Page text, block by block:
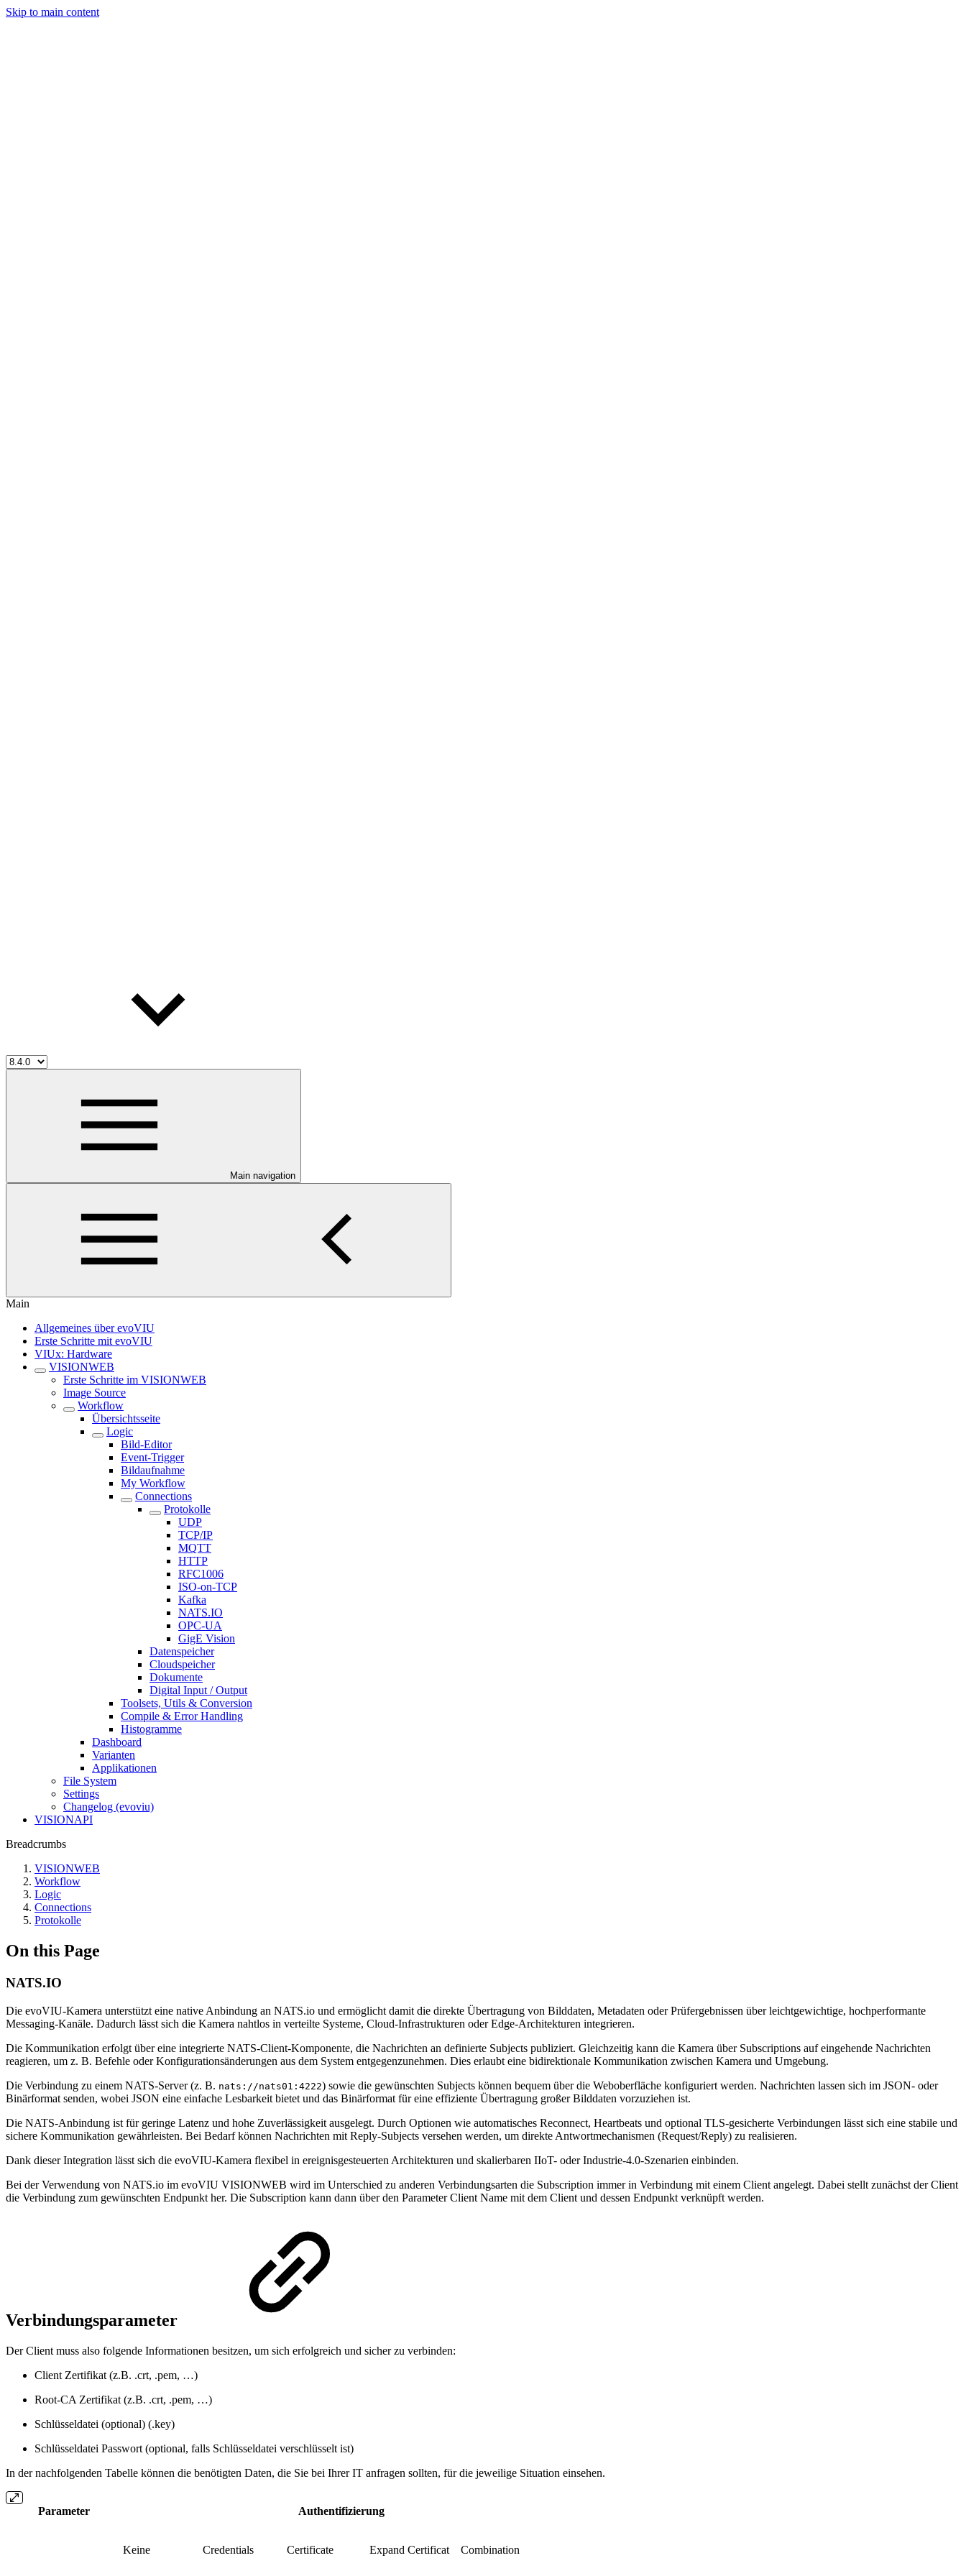
Skip to main content
Main navigation
Main
Allgemeines über evoVIU
Erste Schritte mit evoVIU
VIUx: Hardware
VISIONWEB
Erste Schritte im VISIONWEB
Image Source
Workflow
Übersichtsseite
Logic
Bild-Editor
Event-Trigger
Bildaufnahme
My Workflow
Connections
Protokolle
UDP
TCP/IP
MQTT
HTTP
RFC1006
ISO-on-TCP
Kafka
NATS.IO
OPC-UA
GigE Vision
Datenspeicher
Cloudspeicher
Dokumente
Digital Input / Output
Toolsets, Utils & Conversion
Compile & Error Handling
Histogramme
Dashboard
Varianten
Applikationen
File System
Settings
Changelog (evoviu)
VISIONAPI
Breadcrumbs
VISIONWEB
Workflow
Logic
Connections
Protokolle
On this Page
NATS.IO
Die evoVIU-Kamera unterstützt eine native Anbindung an NATS.io und ermöglicht damit die direkte Übertragung von Bilddaten, Metadaten oder Prüfergebnissen über leichtgewichtige, hochperformante
Messaging-Kanäle. Dadurch lässt sich die Kamera nahtlos in verteilte Systeme, Cloud-Infrastrukturen oder Edge-Architekturen integrieren.
Die Kommunikation erfolgt über eine integrierte NATS-Client-Komponente, die Nachrichten an definierte Subjects publiziert. Gleichzeitig kann die Kamera über Subscriptions auf eingehende Nachrichten
reagieren, um z. B. Befehle oder Konfigurationsänderungen aus dem System entgegenzunehmen. Dies erlaubt eine bidirektionale Kommunikation zwischen Kamera und Umgebung.
Die Verbindung zu einem NATS-Server (z. B. nats://nats01:4222) sowie die gewünschten Subjects können bequem über die Weboberfläche konfiguriert werden. Nachrichten lassen sich im JSON- oder
Binärformat senden, wobei JSON eine einfache Lesbarkeit bietet und das Binärformat für eine effiziente Übertragung großer Bilddaten vorzuziehen ist.
Die NATS-Anbindung ist für geringe Latenz und hohe Zuverlässigkeit ausgelegt. Durch Optionen wie automatisches Reconnect, Heartbeats und optional TLS-gesicherte Verbindungen lässt sich eine stabile und
sichere Kommunikation gewährleisten. Bei Bedarf können Nachrichten mit Reply-Subjects versehen werden, um direkte Antwortmechanismen (Request/Reply) zu realisieren.
Dank dieser Integration lässt sich die evoVIU-Kamera flexibel in ereignisgesteuerten Architekturen und skalierbaren IIoT- oder Industrie-4.0-Szenarien einbinden.
Bei der Verwendung von NATS.io im evoVIU VISIONWEB wird im Unterschied zu anderen Verbindungsarten die Subscription immer in Verbindung mit einem Client angelegt. Dabei stellt zunächst der Client
die Verbindung zum gewünschten Endpunkt her. Die Subscription kann dann über den Parameter Client Name mit dem Client und dessen Endpunkt verknüpft werden.
Verbindungsparameter
Der Client muss also folgende Informationen besitzen, um sich erfolgreich und sicher zu verbinden:
Client Zertifikat (z.B. .crt, .pem, …)
Root-CA Zertifikat (z.B. .crt, .pem, …)
Schlüsseldatei (optional) (.key)
Schlüsseldatei Passwort (optional, falls Schlüsseldatei verschlüsselt ist)
In der nachfolgenden Tabelle können die benötigten Daten, die Sie bei Ihrer IT anfragen sollten, für die jeweilige Situation einsehen.
Parameter Authentifizierung
Keine Credentials Certificate Expand Certificat Combination